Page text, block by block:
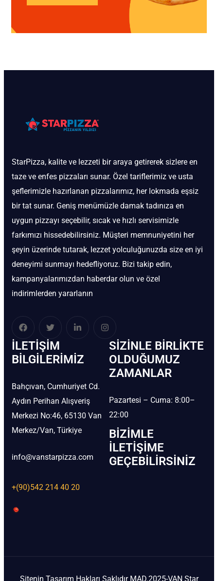
StarPizza, kalite ve lezzeti bir araya getirerek sizlere en
taze ve enfes pizzaları sunar. Özel tariflerimiz ve usta
şeflerimizle hazırlanan pizzalarımız, her lokmada eşsiz
bir tat sunar. Geniş menümüzle damak tadınıza en
uygun pizzayı seçebilir, sıcak ve hızlı servisimizle
farkımızı hissedebilirsiniz. Müşteri memnuniyetini her
şeyin üzerinde tutarak, lezzet yolculuğunuzda size en iyi
deneyimi sunmayı hedefliyoruz. Bizi takip edin,
kampanyalarımızdan haberdar olun ve özel
indirimlerden yararlanın
İLETIŞIM
BİLGILERIMIZ
Bahçıvan, Cumhuriyet Cd.
Aydın Perihan Alışveriş
Merkezi No:46, 65130 Van
Merkez/Van, Türkiye
info@vanstarpizza.com
+(90)542 214 40 20
SIZINLE BIRLIKTE
OLDUĞUMUZ
ZAMANLAR
Pazartesi – Cuma: 8:00–
22:00
BIZIMLE
İLETIŞIME
GEÇEBILIRSINIZ
Sitenin Tasarım Hakları Saklıdır MAD.2025-VAN Star